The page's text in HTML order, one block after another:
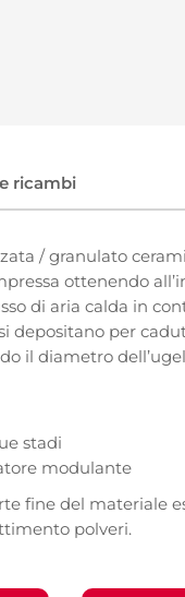
ricambi
/ granulato
ottenendo
di aria calda in
per
il diametro
stadi
modulante
fine del materiale
polveri.